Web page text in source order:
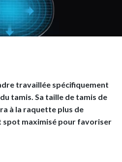
travaillée spécifiquement
tamis. Sa taille de tamis de
à la raquette plus de
spot maximisé pour favoriser